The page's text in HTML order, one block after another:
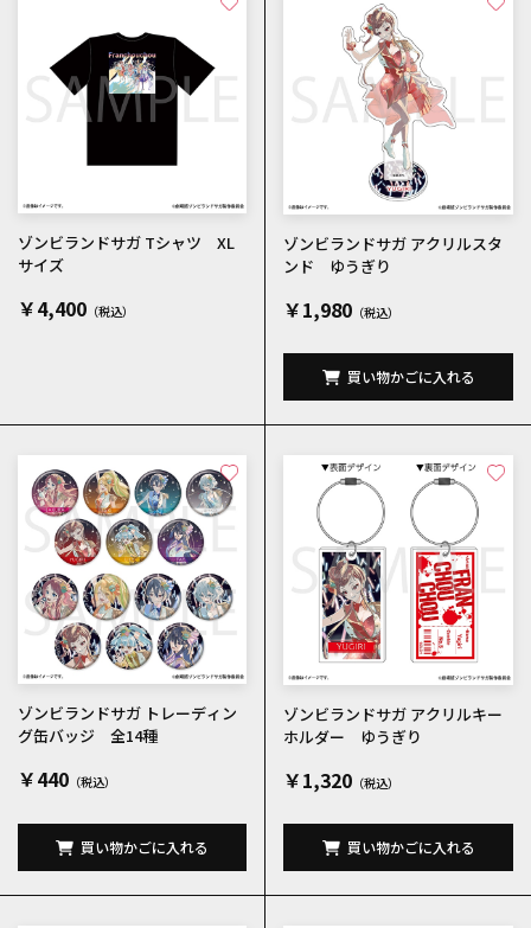
ゾンビランドサガ Tシャツ XL
サイズ
￥4,400
ゾンビランドサガ アクリルスタ
ンド ゆうぎり
￥1,980
買い物かごに入れる
ゾンビランドサガ トレーディン
グ缶バッジ 全14種
￥440
買い物かごに入れる
ゾンビランドサガ アクリルキー
ホルダー ゆうぎり
￥1,320
買い物かごに入れる